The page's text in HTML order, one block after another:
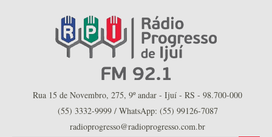
Rua 15 de Novembro, 275, 9º andar - Ijuí - RS - 98.700-000
(55) 3332-9999 / WhatsApp: (55) 99126-7087
radioprogresso@radioprogresso.com.br